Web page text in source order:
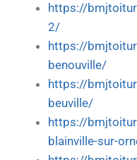
https://
2/
https://
benouville/
https://
beuville/
https://
blainville-sur-